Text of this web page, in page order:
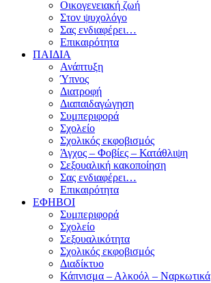
Οικογενειακή ζωή
Στον ψυχολόγο
Σας ενδιαφέρει…
Επικαιρότητα
ΠΑΙΔΙΑ
Ανάπτυξη
Ύπνος
Διατροφή
Διαπαιδαγώγηση
Συμπεριφορά
Σχολείο
Σχολικός εκφοβισμός
Άγχος – Φοβίες – Κατάθλιψη
Σεξουαλική κακοποίηση
Σας ενδιαφέρει…
Επικαιρότητα
ΕΦΗΒΟΙ
Συμπεριφορά
Σχολείο
Σεξουαλικότητα
Σχολικός εκφοβισμός
Διαδίκτυο
Κάπνισμα – Αλκοόλ – Ναρκωτικά